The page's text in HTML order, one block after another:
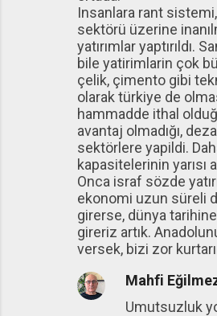
Insanlara rant
sektörü üzerine
yatırımlar yaptırıldı.
bile yatirimlarin çok
çelik, çimento gibi
olarak türkiye de
hammadde ithal
avantaj olmadığı,
sektörlere yapildi.
kapasitelerinin yarısı
Onca israf sözde
ekonomi uzun süreli
girerse, dünya
gireriz artık.
versek, bizi zor
Mahfi
Umutsuzluk